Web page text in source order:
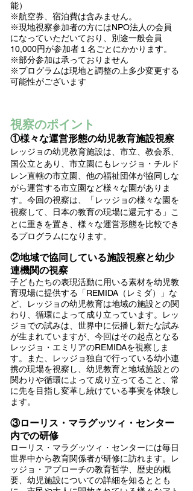
能）
※航空券、宿泊費は含みません。
※現地視察参加者の方にはNPO法人の会員
になっていただいており、別途一般会員
10,000円が参加者１名ごとにかかります。
※部分参加は承っておりません
​※プログラムは現地と調整の上多少変更する
可能性がございます
視察のポイ ント
①様々な運営形態の幼児教育施設視察
レッジョの幼児教育施設は
市立、教会系、
国公立とあり、市立園にもレッジョ・ チルド
レン直轄の市立園、他の福祉団体が協同しな
がら運営する市立園など様々な園がありま
す。今回の視察は、「レッジョの様々な園を
視察して、日本の教育の現場に還元する」こ
とに重きを置き、様々な運営形態を比較でき
るプログラムになります。
②地域で協同している施設視察と幼少
連機関の視察
子どもたちの表現活動に用いる素材を幼児教
育現場に提供する「REMIDA（レミダ）」な
ど、レッジョの幼児教育は地域の施設との関
わり、循環によって成り立っています。レッ
ジョでの試みは、世界中に伝播し新たな試み
が生まれていますが、今回はその起点となる
レッジョ・エミリアのREMIDAを視察しま
す。また、レッジョ独自で行っている幼小連
携の現場を視察し、幼児教育と地域施設との
関わりや循環によって成り立ってること、常
に先を目指し変革し続けている事実を体験し
ます。
③ローリス・マラグッツィ・センター
内での研修
ローリス・マラグッツィ・センターには毎日
世界中から教育関係者が研修に訪れます。レ
ッジョ・アプローチの教育哲学、歴史的概
要、幼児施設についての詳細を知るととも